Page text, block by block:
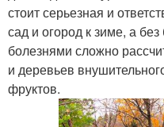
стоит серьезная и
сад и огород к зиме, а
болезнями сложно
и деревьев
фруктов.